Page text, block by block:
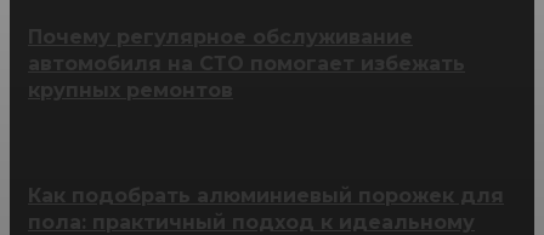
крупных ремонтов
Как подобрать алюминиевый порожек для
пола: практичный подход к идеальному